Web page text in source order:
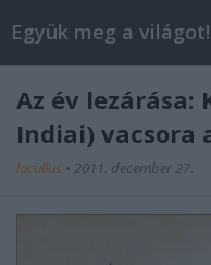
Együk meg a világot!
Az év lezárása:
Indiai) vacsora
lucullus • 2011. december 27.